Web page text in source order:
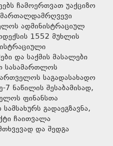
ჩამოერთვათ უაქციზო
ადმინისტრაციულ
1552 მუხლის
და საქმის მასალები
სასამართლოს
საგადასახადო
ნაწილის შესაბამისად,
ფინანსთა
გადაეგზავნა,
ჩაითვალა
და შედგა